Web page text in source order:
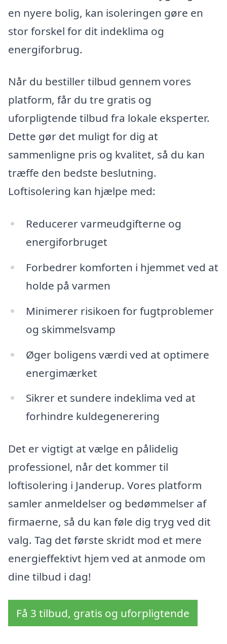
en nyere bolig, kan isoleringen gøre en
stor forskel for dit indeklima og
energiforbrug.
Når du bestiller tilbud gennem vores
platform, får du tre gratis og
uforpligtende tilbud fra lokale eksperter.
Dette gør det muligt for dig at
sammenligne pris og kvalitet, så du kan
træffe den bedste beslutning.
Loftisolering kan hjælpe med:
Reducerer varmeudgifterne og
energiforbruget
Forbedrer komforten i hjemmet ved at
holde på varmen
Minimerer risikoen for fugtproblemer
og skimmelsvamp
Øger boligens værdi ved at optimere
energimærket
Sikrer et sundere indeklima ved at
forhindre kuldegenerering
Det er vigtigt at vælge en pålidelig
professionel, når det kommer til
loftisolering i Janderup. Vores platform
samler anmeldelser og bedømmelser af
firmaerne, så du kan føle dig tryg ved dit
valg. Tag det første skridt mod et mere
energieffektivt hjem ved at anmode om
dine tilbud i dag!
Få 3 tilbud, gratis og uforpligtende